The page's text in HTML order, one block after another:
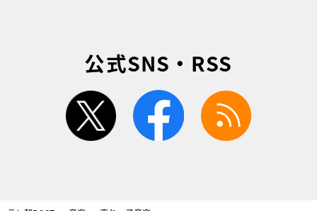
公式SNS・RSS
twitter facebook